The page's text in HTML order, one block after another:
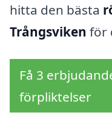
hitta den bästa
Trångsviken för
Få 3
förpliktelser